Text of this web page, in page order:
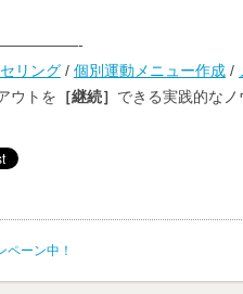
リング/ 個別運動メニュー作成/
トを ［継続］ できる実践的な
ーン中！